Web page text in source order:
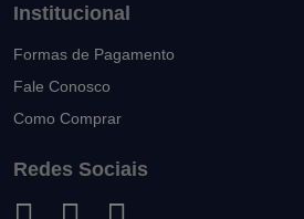
Institucional
Formas de Pagamento
Fale Conosco
Como Comprar
Redes Sociais